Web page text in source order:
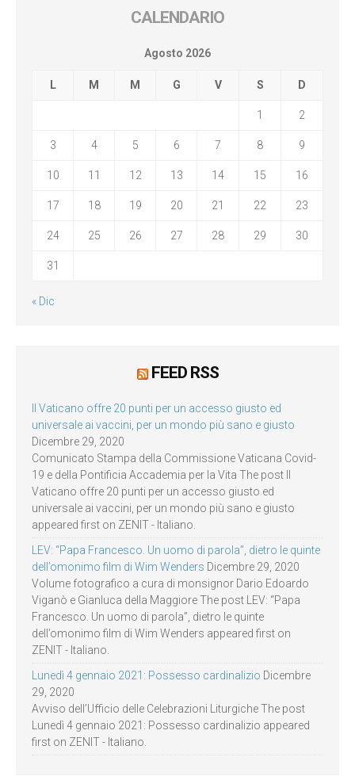
CALENDARIO
Agosto 2026
L M M G V S D
1 2
3 4 5 6 7 8 9
10 11 12 13 14 15 16
17 18 19 20 21 22 23
24 25 26 27 28 29 30
31
« Dic
FEED RSS
Il Vaticano offre 20 punti per un accesso giusto ed
universale ai vaccini, per un mondo più sano e giusto
Dicembre 29, 2020
Comunicato Stampa della Commissione Vaticana Covid-
19 e della Pontificia Accademia per la Vita The post Il
Vaticano offre 20 punti per un accesso giusto ed
universale ai vaccini, per un mondo più sano e giusto
appeared first on ZENIT - Italiano.
LEV: “Papa Francesco. Un uomo di parola”, dietro le quinte
dell’omonimo film di Wim Wenders Dicembre 29, 2020
Volume fotografico a cura di monsignor Dario Edoardo
Viganò e Gianluca della Maggiore The post LEV: “Papa
Francesco. Un uomo di parola”, dietro le quinte
dell’omonimo film di Wim Wenders appeared first on
ZENIT - Italiano.
Lunedì 4 gennaio 2021: Possesso cardinalizio Dicembre
29, 2020
Avviso dell’Ufficio delle Celebrazioni Liturgiche The post
Lunedì 4 gennaio 2021: Possesso cardinalizio appeared
first on ZENIT - Italiano.